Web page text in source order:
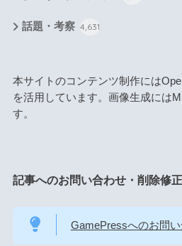
話題・考察 4,631
本サイトのコンテンツ制作には
を活用しています。画像生成には
す。
記事へのお問い合わせ・削除修
GamePressへのお問